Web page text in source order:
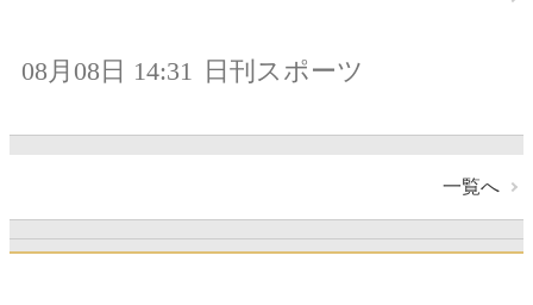
08月08日 14:31 日刊スポーツ
一覧へ